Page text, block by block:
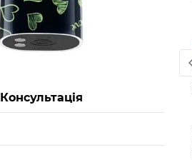
Консультація